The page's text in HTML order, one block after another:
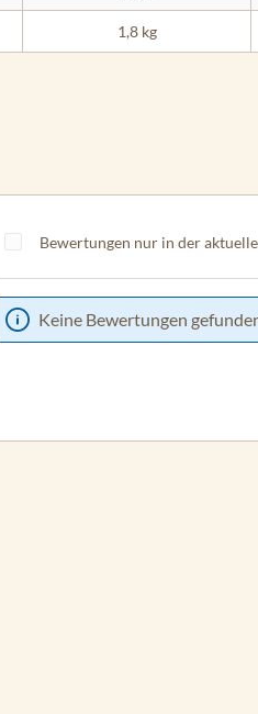
1,8 kg
Bewertungen nur in der
Keine Bewertungen